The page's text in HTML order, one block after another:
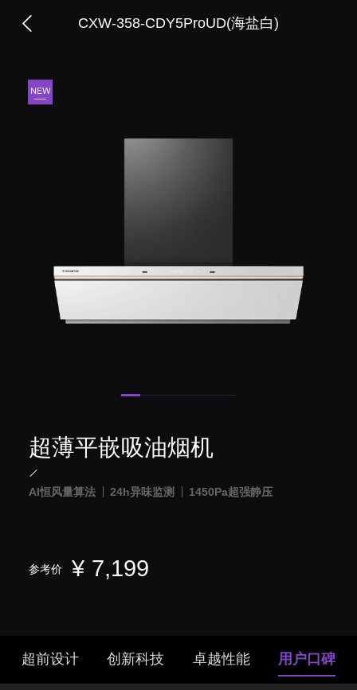
CXW-358-CDY5ProUD(海盐白)
超薄平嵌吸油烟机
AI恒风量算法 24h异味监测 1450Pa超强静压
参考价 ¥ 7,199
超前设计 创新科技 卓越性能 用户口碑